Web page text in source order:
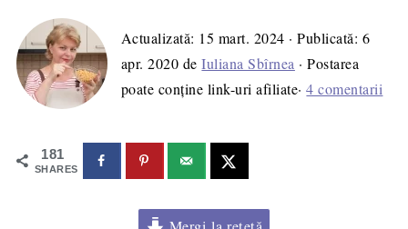
Actualizată: 15 mart. 2024 · Publicată: 6
apr. 2020 deIuliana Sbîrnea · Postarea
poate conține link-uri afiliate·4 comentarii
181
SHARES